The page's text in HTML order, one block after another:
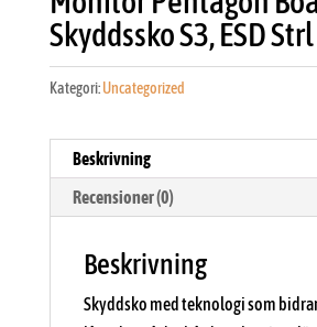
Skyddssko S3, ESD
Kategori:Uncategorized
Beskrivning
Recensioner (0)
Beskrivning
Skyddsko med teknologi som